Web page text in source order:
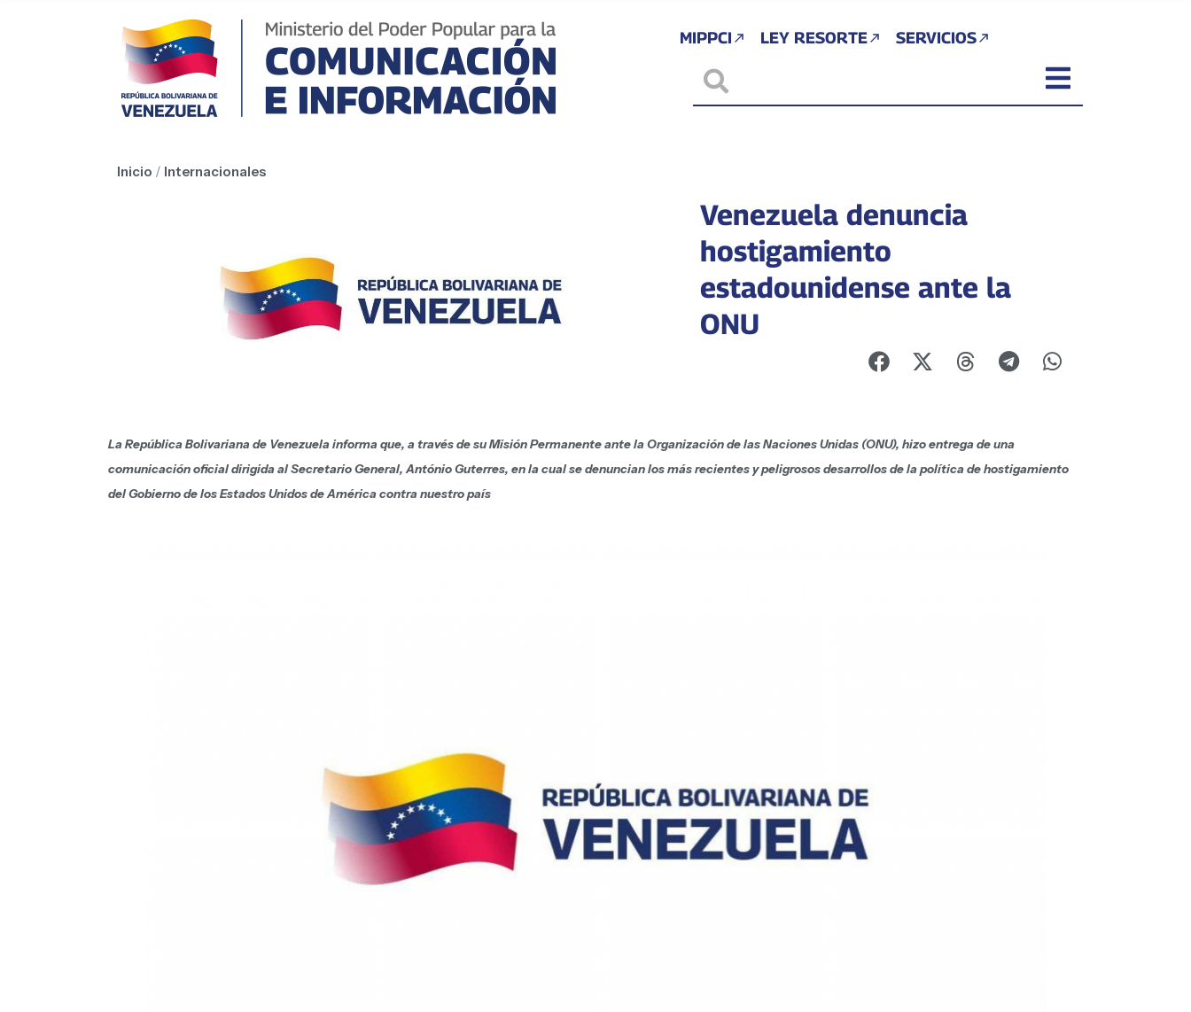
MIPPCI LEY RESORTE SERVICIOS
Inicio / Internacionales
Venezuela denuncia
hostigamiento
estadounidense ante la
ONU
La República Bolivariana de Venezuela informa que, a través de su Misión Permanente ante la Organización de las Naciones Unidas (ONU), hizo entrega de una
comunicación oficial dirigida al Secretario General, António Guterres, en la cual se denuncian los más recientes y peligrosos desarrollos de la política de hostigamiento
del Gobierno de los Estados Unidos de América contra nuestro país